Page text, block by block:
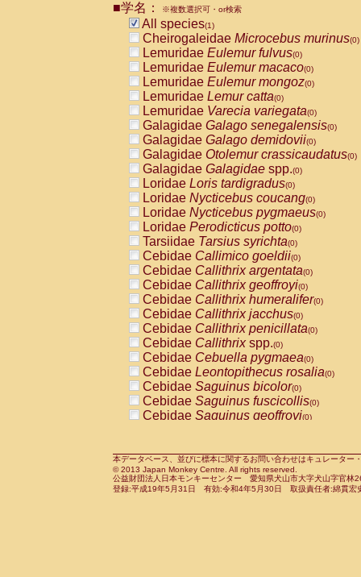
CebidaeCebus nigrivittatus
CebidaeCebus
CebidaeSaimiri boliviensis(0)
CebidaeSaimiri sciureus(0)
AtelidaeAlouatta caraya(0)
AtelidaeAlouatta fusca(0)
AtelidaeAlouatta seniculus
AtelidaeAlouattaspp.(0)
AtelidaeAteles belzebuth(0)
AtelidaeAteles geoffroyi(0)
AtelidaeAteles paniscus(0)
AtelidaeAtelesspp.(0)
Atelidae Lagothrix lagothricha
AtelidaeLagothrix lagothricha cana
PitheciidaeCacajao calvus
PitheciidaeCallicebus cupreus
PitheciidaeCallicebus donacophilus
PitheciidaeCallicebus moloch
PitheciidaeCallicebus torquatus
PitheciidaeCallicebusspp.(0)
PitheciidaeChiropotes satanas(0)
PitheciidaePithecia monachus
PitheciidaePithecia pithecia(0)
CercopithecidaeCercocebus agilis
CercopithecidaeCercocebus
CercopithecidaeCercocebus
CercopithecidaeCercocebus
CercopithecidaeCercocebus
CercopithecidaeCercocebushybrid
CercopithecidaePapio anubis(0)
CercopithecidaePapio cynocephalus
CercopithecidaePapio hamadryas(0)
■学名： ※複数選択可・or検索
All species(1)
Cheirogaleidae Microcebus murinus(0)
Lemuridae Eulemur fulvus(0)
Lemuridae Eulemur macaco(0)
Lemuridae Eulemur mongoz(0)
Lemuridae Lemur catta(0)
Lemuridae Varecia variegata(0)
Galagidae Galago senegalensis(0)
Galagidae Galago demidovii(0)
Galagidae Otolemur crassicaudatus(0)
Galagidae Galagidae spp.(0)
Loridae Loris tardigradus(0)
Loridae Nycticebus coucang(0)
Loridae Nycticebus pygmaeus(0)
Loridae Perodicticus potto(0)
Tarsiidae Tarsius syrichta(0)
Cebidae Callimico goeldii(0)
Cebidae Callithrix argentata(0)
Cebidae Callithrix geoffroyi(0)
Cebidae Callithrix humeralifer(0)
Cebidae Callithrix jacchus(0)
Cebidae Callithrix penicillata(0)
Cebidae Callithrixspp.(0)
Cebidae Cebuella pygmaea(0)
Cebidae Leontopithecus rosalia(0)
Cebidae Saguinus bicolor(0)
Cebidae Saguinus fuscicollis(0)
Cebidae Saguinus geoffroyi(0)
CebidaeSaguinus leucopus(0)
CebidaeSaguinus midas(0)
Cebidae Saguinus mystax(0)
本データベース、並びに標本に関するお問い合わせはキュレータ
© 2013 Japan Monkey Centre. All rights reserved.
公益財団法人日本モンキーセンター 愛知県犬山市大字犬山字官
登録:平成19年5月31日 有効:令和4年5月30日 取扱責任者:綿貫宏